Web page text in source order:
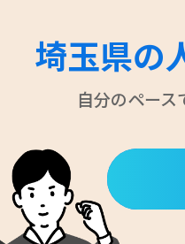
埼玉県の
自分のペー